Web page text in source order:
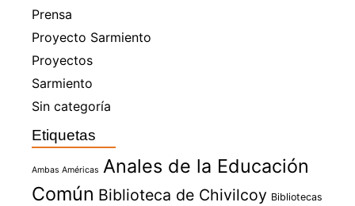
Prensa
Proyecto Sarmiento
Proyectos
Sarmiento
Sin categoría
Etiquetas
Ambas Américas Anales de la Educación
Común Biblioteca de Chivilcoy Bibliotecas